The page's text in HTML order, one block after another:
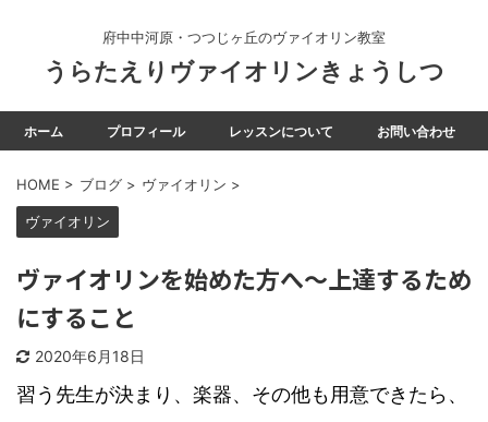
府中中河原・つつじヶ丘のヴァイオリン教室
うらたえりヴァイオリンきょうしつ
ホーム プロフィール レッスンについて お問い合わせ
HOME > ブログ > ヴァイオリン >
ヴァイオリン
ヴァイオリンを始めた方へ〜上達するため
にすること
2020年6月18日
習う先生が決まり、楽器、その他も用意できたら、